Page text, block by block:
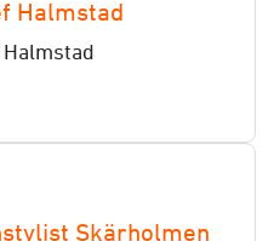
Halmstad
Halmstad
Skärholmen